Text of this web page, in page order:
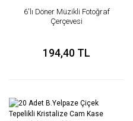
6'lı Döner Müzikli Fotoğraf
Çerçevesi
194,40 TL